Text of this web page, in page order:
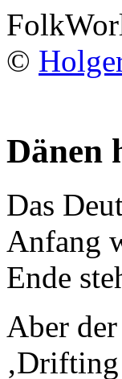
©
Dänen
Das
Anfang
Ende
Aber